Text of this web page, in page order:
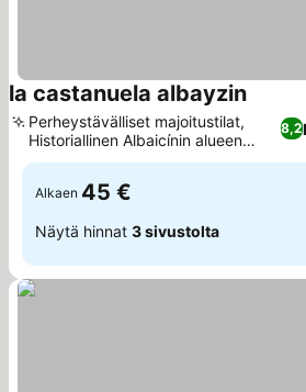
la castanuela albayzinKatso
8,2
Perheystävälliset majoitustilat,
Historiallinen Albaicínin alueen
sijainti
Alkaen 45 €
Näytä hinnat 3 sivustolta